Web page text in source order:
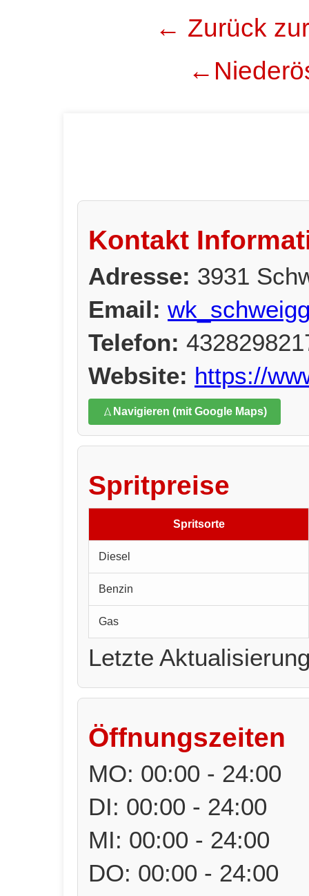
← Zurück
Kontakt
Adresse: 3931
Email:
Telefon:
Website: https://
Navigieren (mit Google Maps)
Spritpreise
Spritsorte
Diesel
Benzin
Gas
Letzte
Öffnungszeiten
MO: 00:00 - 24:00
DI: 00:00 - 24:00
MI: 00:00 - 24:00
DO: 00:00 - 24:00